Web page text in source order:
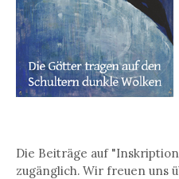
Die Beiträge auf
zugänglich. Wir freuen uns